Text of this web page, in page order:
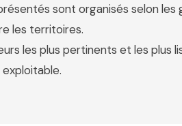
sont organisés selon
les territoires.
les plus pertinents et les plus